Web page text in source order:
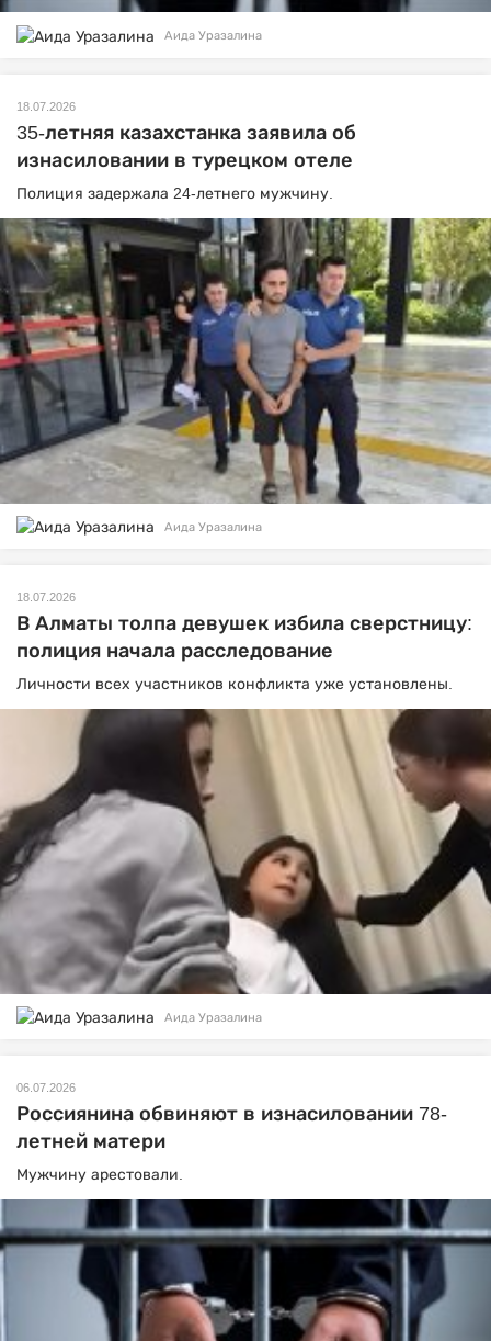
Аида Уразалина
18.07.2026
35-летняя казахстанка заявила об
изнасиловании в турецком отеле
Полиция задержала 24-летнего мужчину.
Аида Уразалина
18.07.2026
В Алматы толпа девушек избила сверстницу:
полиция начала расследование
Личности всех участников конфликта уже установлены.
Аида Уразалина
06.07.2026
Россиянина обвиняют в изнасиловании 78-
летней матери
Мужчину арестовали.